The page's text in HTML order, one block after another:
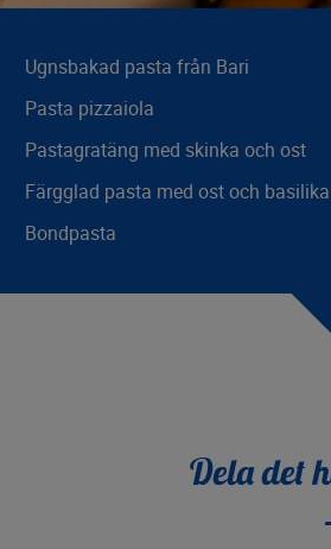
Ugnsbakad pasta från Bari
Pasta pizzaiola
Pastagratäng med skinka och ost
Färgglad pasta med ost och basilika
Bondpasta
Dela det